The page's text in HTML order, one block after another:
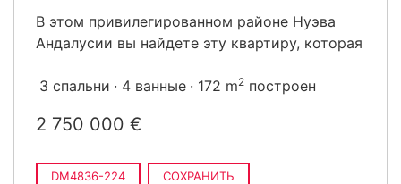
В этом привилегированном районе Нуэва
Андалусии вы найдете эту квартиру, которая
3 спальни 4 ванные 172 m2 построен
2 750 000 €
DM4836-224 СОХРАНИТЬ